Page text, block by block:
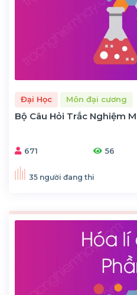
Đại Học Môn đại cương
Bộ Câu Hỏi Trắc Nghiệm
671 56
35 người đang thi